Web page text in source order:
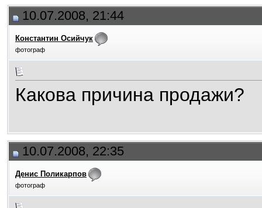
10.07.2008, 21:44
Константин Осийчук
фотограф
Какова причина продажи?
10.07.2008, 22:35
Денис Поликарпов
фотограф